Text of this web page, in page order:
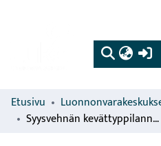
Etusivu
Syysvehnän kevättyppilannoitus